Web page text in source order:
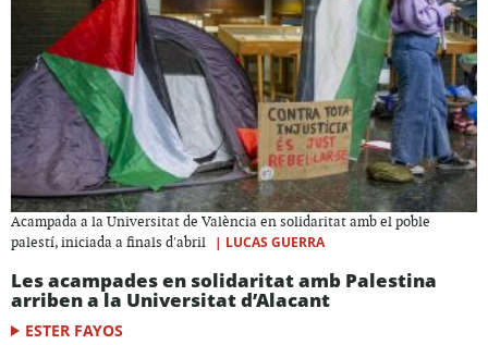
Acampada a la Universitat de València en solidaritat amb el poble
palestí, iniciada a finals d'abril
| LUCAS GUERRA
Les acampades en solidaritat amb Palestina
arriben a la Universitat d’Alacant
ESTER FAYOS